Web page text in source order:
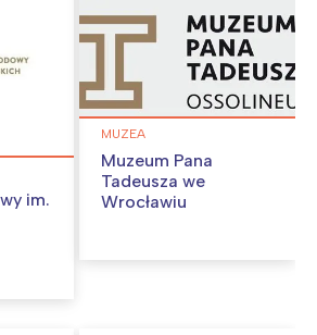
MUZEA
Muzeum Pana
Tadeusza we
Wrocławiu